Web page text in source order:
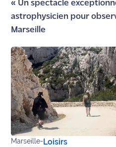
site maritima.fr
Archives
« Un spectacle
astrophysicien pour
Marseille
Marseille-Loisirs